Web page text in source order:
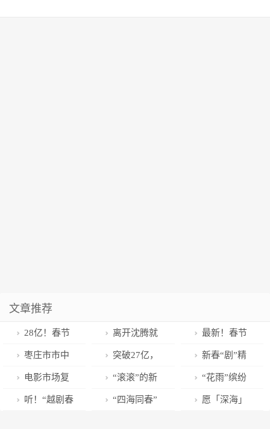
文章推荐
28亿！春节
档迎来开门红
武汉影院经
理：只要观众
离开沈腾就
不行了？马丽
回应
最新！春节
档票房突破20
亿！领跑全国
城市单日票房
枣庄市市中
区：贺岁档好
片轮番上演 市
突破27亿，
这部电影打破
22项纪录→
新春“剧”精
彩，开启兔年
美好生活！
电影市场复
苏回暖 春节档
“滚滚”的新
年愿望是耍
“花雨”缤纷
迎新春——写
听！“越剧春 “四海同春” 愿「深海」